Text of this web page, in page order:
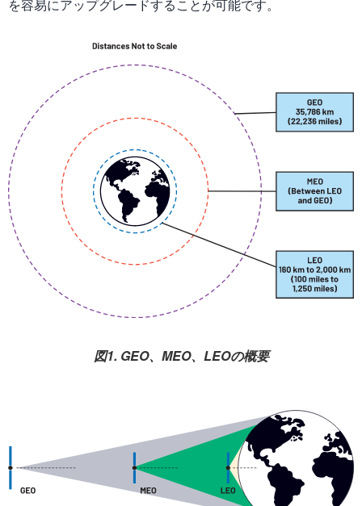
を容易にアップグレードすることが可能です。
図1. GEO、MEO、LEOの概要